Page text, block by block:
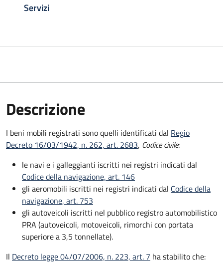
Servizi
Descrizione
I beni mobili registrati sono quelli identificati dal Regio
Decreto 16/03/1942, n. 262, art. 2683, Codice civile:
le navi e i galleggianti iscritti nei registri indicati dal
Codice della navigazione, art. 146
gli aeromobili iscritti nei registri indicati dal Codice della
navigazione, art. 753
gli autoveicoli iscritti nel pubblico registro automobilistico
PRA (autoveicoli, motoveicoli, rimorchi con portata
superiore a 3,5 tonnellate).
Il Decreto legge 04/07/2006, n. 223, art. 7 ha stabilito che: